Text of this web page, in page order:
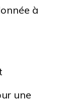
à
une